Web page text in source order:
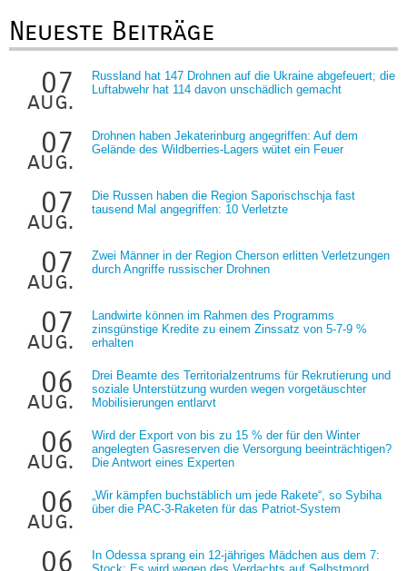
Neueste Beiträge
07
aug.
Russland hat 147 Drohnen auf die Ukraine abgefeuert; die
Luftabwehr hat 114 davon unschädlich gemacht
07
aug.
Drohnen haben Jekaterinburg angegriffen: Auf dem
Gelände des Wildberries-Lagers wütet ein Feuer
07
aug.
Die Russen haben die Region Saporischschja fast
tausend Mal angegriffen: 10 Verletzte
07
aug.
Zwei Männer in der Region Cherson erlitten Verletzungen
durch Angriffe russischer Drohnen
07
aug.
Landwirte können im Rahmen des Programms
zinsgünstige Kredite zu einem Zinssatz von 5-7-9 %
erhalten
06
aug.
Drei Beamte des Territorialzentrums für Rekrutierung und
soziale Unterstützung wurden wegen vorgetäuschter
Mobilisierungen entlarvt
06
aug.
Wird der Export von bis zu 15 % der für den Winter
angelegten Gasreserven die Versorgung beeinträchtigen?
Die Antwort eines Experten
06
aug.
„Wir kämpfen buchstäblich um jede Rakete“, so Sybiha
über die PAC-3-Raketen für das Patriot-System
06
In Odessa sprang ein 12-jähriges Mädchen aus dem 7: